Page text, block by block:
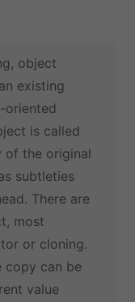
object
existing
oriented
is called
of the original
subtleties
There are
most
or cloning.
copy can be
value